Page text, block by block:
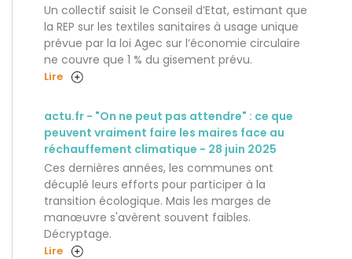
Un collectif saisit le Conseil d’Etat, estimant que
la REP sur les textiles sanitaires à usage unique
prévue par la loi Agec sur l’économie circulaire
ne couvre que 1 % du gisement prévu.
Lire
actu.fr - "On ne peut pas attendre" : ce que
peuvent vraiment faire les maires face au
réchauffement climatique - 28 juin 2025
Ces dernières années, les communes ont
décuplé leurs efforts pour participer à la
transition écologique. Mais les marges de
manœuvre s'avèrent souvent faibles.
Décryptage.
Lire